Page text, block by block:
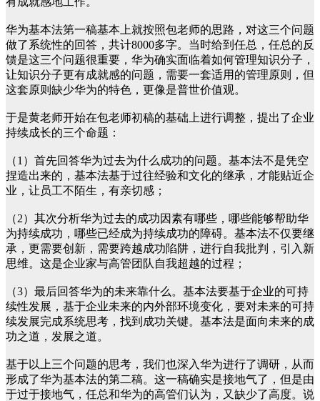
华为基本法第一稿基本上就按照包老师的思路，对这三个问题
做了系统性的回答，共计8000多字。当时给到任总，任总的反
馈是这三个问题很重要，华为确实面临着如何管理知识分子，
让知识分子更有成就感的问题，需要一套适用的管理原则，但
这套原则缺少华为的特色，更像是普世价值观。
于是黄老师开始在包老师初稿的基础上进行调整，提出了企业
持续成长的三个命题：
（1）首先回答华为过去为什么成功的问题。基本法不是凭空
捏造出来的，基本法基于过往经验和文化的继承，才能贴近企
业，让员工不陌生，有亲切感；
（2）其次分析华为过去的成功因素有哪些，哪些能够帮助华
为持续成功，哪些已经成为持续成功的障碍。基本法不仅要继
承，更需要创新，需要跨越成功陷阱，进行自我批判，引入新
思维。这是企业家与高管团队自我超越的过程；
（3）最后回答华为的未来靠什么。基本法要基于企业的可持
续性发展，基于企业未来的内外部环境变化，要对未来的可持
续发展完成系统思考，找到成功关键。基本法是面向未来的成
功之道，发展之道。
基于以上三个问题的思考，我们也深入华为进行了调研，从而
形成了华为基本法的第二稿。这一稿确实是接地气了，但是由
于过于接地气，任总和华为的高管们认为，又缺少了高度。说